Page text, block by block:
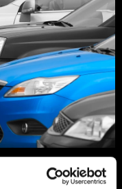
ali
EU